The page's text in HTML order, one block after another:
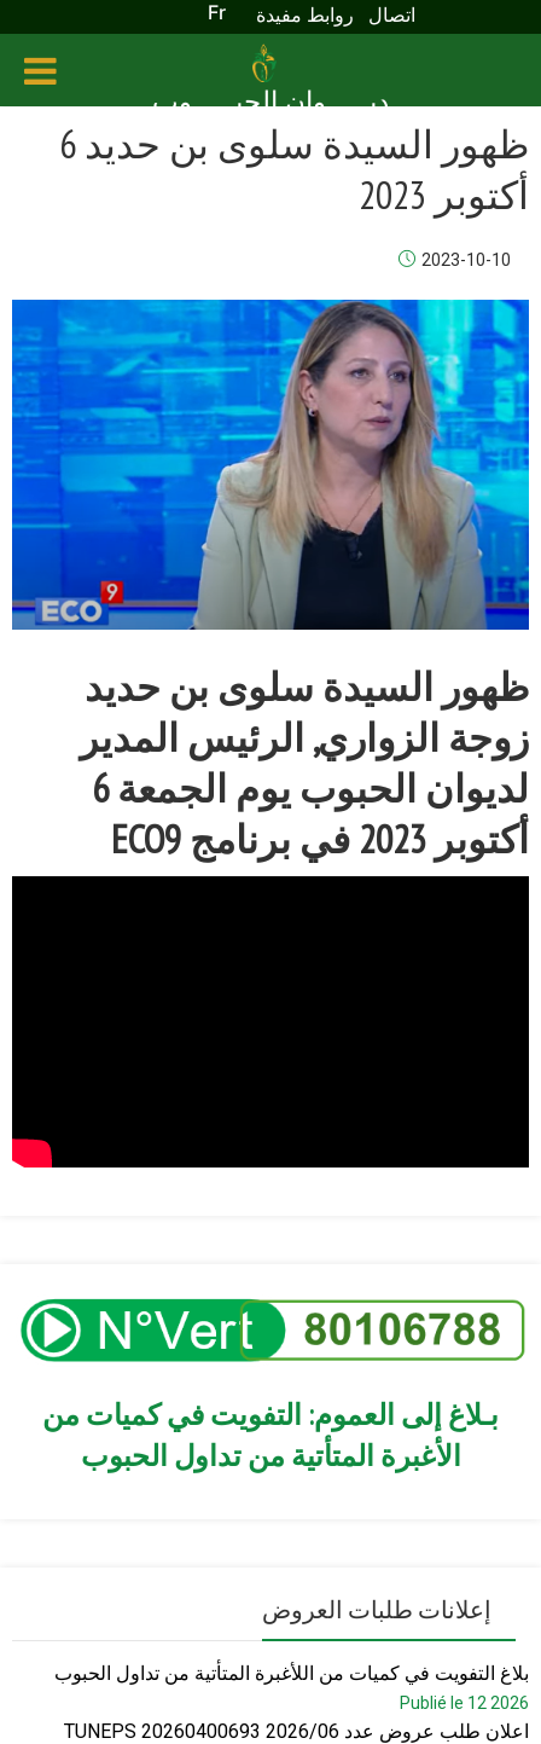
روابط مفيدة اتصال Fr
ديـــــوان الحبـــــوب
ظهور السيدة سلوى بن حديد 6
أكتوبر 2023
2023-10-10
ظهور السيدة سلوى بن حديد
زوجة الزواري, الرئيس المدير
لديوان الحبوب يوم الجمعة 6
أكتوبر 2023 في برنامج ECO9
بـلاغ إلى العموم: التفويت في كميات من
الأغبرة المتأتية من تداول الحبوب
إعلانات طلبات العروض
بلاغ التفويت في كميات من اللأغبرة المتأتية من تداول الحبوب
Publié le 12 2026
اعلان طلب عروض عدد 2026/06 TUNEPS 20260400693